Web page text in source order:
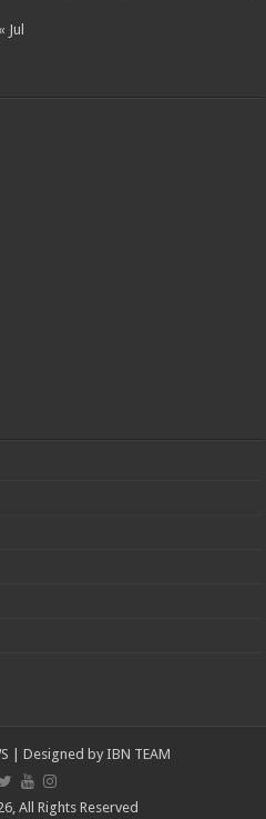
« Jul
| Designed by IBN TEAM
All Rights Reserved